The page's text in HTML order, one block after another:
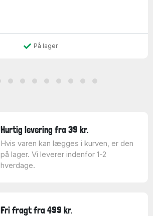
På lager
Hurtig levering fra 39 kr.
Hvis varen kan lægges i kurven, er den
på lager. Vi leverer indenfor 1-2
hverdage.
Fri fragt fra 499 kr.